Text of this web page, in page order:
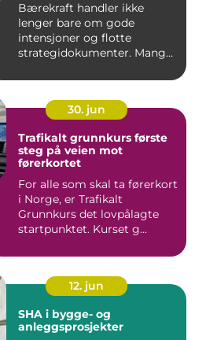
Bærekraft handler ikke
lenger bare om gode
intensjoner og flotte
strategidokumenter. Mange
30. jun
Trafikalt grunnkurs første
steg på veien mot
førerkortet
For alle som skal ta førerkort
i Norge, er Trafikalt
Grunnkurs det lovpålagte
startpunktet. Kurset g...
12. jun
SHA i bygge- og
anleggsprosjekter